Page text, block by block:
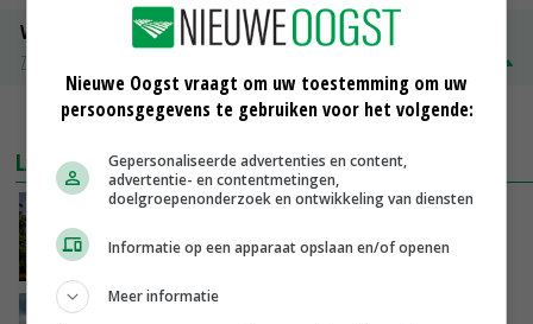
Volle melkpoeder
Zuivel NL
MEER MARKTPRIJZEN
LAATSTE NIEUWS
Kamervragen over onttrekkingsverbod,
minister spreekt van ‘ondernemersrisico’
VANDAAG, 16:27
Nieuwe Oogst vraagt om uw toestemming om uw
persoonsgegevens te gebruiken voor het volgende:
Gepersonaliseerde advertenties en content,
advertentie- en contentmetingen,
doelgroepenonderzoek en ontwikkeling van diensten
Informatie op een apparaat opslaan en/of openen
Meer informatie